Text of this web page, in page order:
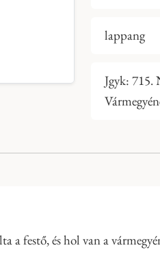
lappang
Jgyk: 715.
a festő, és hol van a